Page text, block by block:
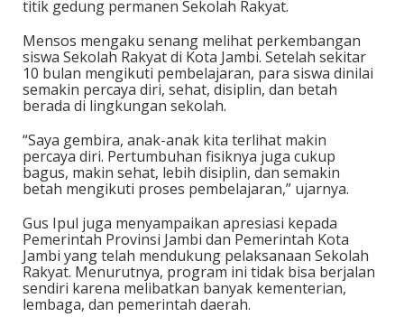
titik gedung permanen Sekolah Rakyat.
Mensos mengaku senang melihat perkembangan
siswa Sekolah Rakyat di Kota Jambi. Setelah sekitar
10 bulan mengikuti pembelajaran, para siswa dinilai
semakin percaya diri, sehat, disiplin, dan betah
berada di lingkungan sekolah.
“Saya gembira, anak-anak kita terlihat makin
percaya diri. Pertumbuhan fisiknya juga cukup
bagus, makin sehat, lebih disiplin, dan semakin
betah mengikuti proses pembelajaran,” ujarnya.
Gus Ipul juga menyampaikan apresiasi kepada
Pemerintah Provinsi Jambi dan Pemerintah Kota
Jambi yang telah mendukung pelaksanaan Sekolah
Rakyat. Menurutnya, program ini tidak bisa berjalan
sendiri karena melibatkan banyak kementerian,
lembaga, dan pemerintah daerah.